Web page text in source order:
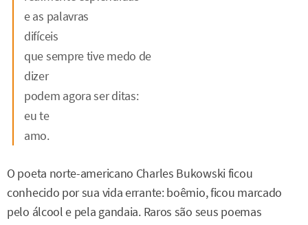
e as palavras
difíceis
que sempre tive medo de
dizer
podem agora ser ditas:
eu te
amo.
O poeta norte-americano Charles Bukowski ficou
conhecido por sua vida errante: boêmio, ficou marcado
pelo álcool e pela gandaia. Raros são seus poemas